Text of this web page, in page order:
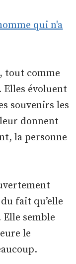
qui n'a
tout comme
Elles évoluent
souvenirs les
donnent
la personne
fait qu’elle
Elle semble
le